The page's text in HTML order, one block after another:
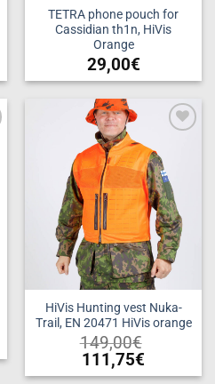
TETRA phone pouch for
Cassidian th1n, HiVis
Orange
29,00€
wishlist
HiVis Hunting vest Nuka-
Trail, EN 20471 HiVis orange
149,00€
111,75€
This